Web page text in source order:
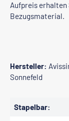
Aufpreis erhalten
Bezugsmaterial.
Hersteller:
Sonnefeld
Stapelbar: